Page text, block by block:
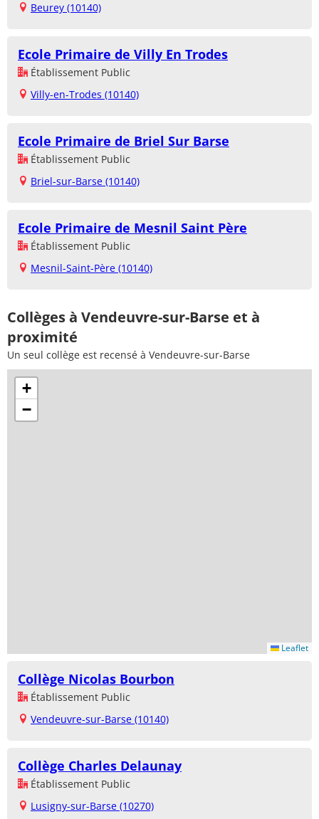
Beurey (10140)
Ecole Primaire de Villy En Trodes
Établissement Public
Villy-en-Trodes (10140)
Ecole Primaire de Briel Sur Barse
Établissement Public
Briel-sur-Barse (10140)
Ecole Primaire de Mesnil Saint Père
Établissement Public
Mesnil-Saint-Père (10140)
Collèges à Vendeuvre-sur-Barse et à
proximité
Un seul collège est recensé à Vendeuvre-sur-Barse
+
−
Leaflet
Collège Nicolas Bourbon
Établissement Public
Vendeuvre-sur-Barse (10140)
Collège Charles Delaunay
Établissement Public
Lusigny-sur-Barse (10270)